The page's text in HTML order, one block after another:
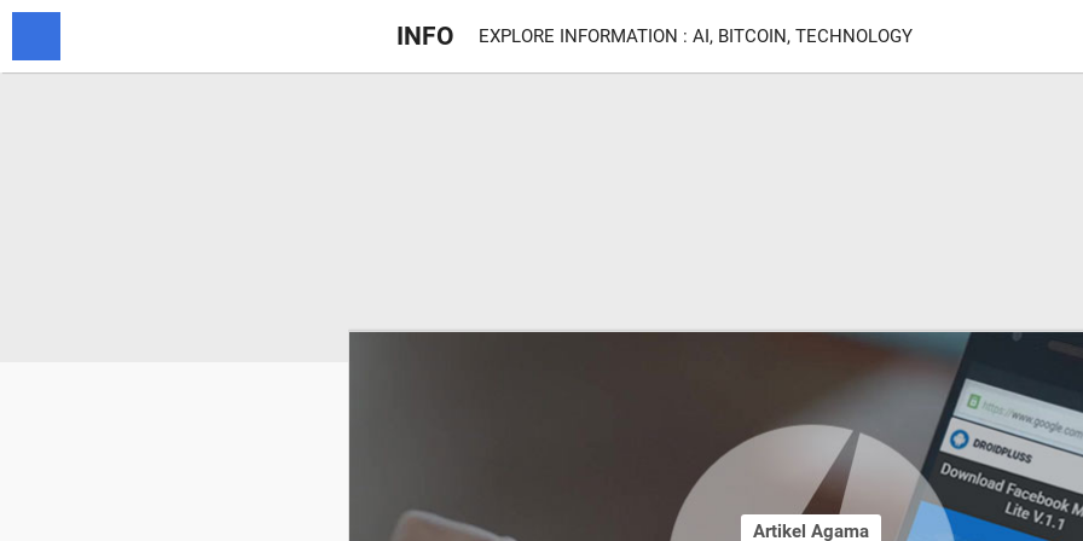
INFO EXPLORE INFORMATION : AI, BITCOIN, TECHNOLOGY
Artikel Agama